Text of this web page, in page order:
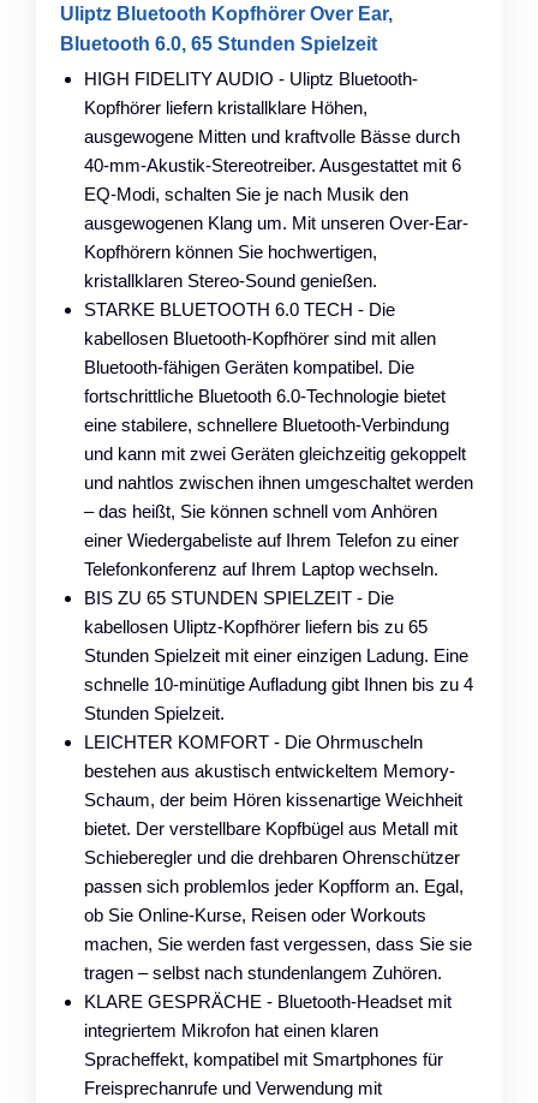
Uliptz Bluetooth Kopfhörer Over Ear,
Bluetooth 6.0, 65 Stunden Spielzeit
HIGH FIDELITY AUDIO - Uliptz Bluetooth-
Kopfhörer liefern kristallklare Höhen,
ausgewogene Mitten und kraftvolle Bässe durch
40-mm-Akustik-Stereotreiber. Ausgestattet mit 6
EQ-Modi, schalten Sie je nach Musik den
ausgewogenen Klang um. Mit unseren Over-Ear-
Kopfhörern können Sie hochwertigen,
kristallklaren Stereo-Sound genießen.
STARKE BLUETOOTH 6.0 TECH - Die
kabellosen Bluetooth-Kopfhörer sind mit allen
Bluetooth-fähigen Geräten kompatibel. Die
fortschrittliche Bluetooth 6.0-Technologie bietet
eine stabilere, schnellere Bluetooth-Verbindung
und kann mit zwei Geräten gleichzeitig gekoppelt
und nahtlos zwischen ihnen umgeschaltet werden
– das heißt, Sie können schnell vom Anhören
einer Wiedergabeliste auf Ihrem Telefon zu einer
Telefonkonferenz auf Ihrem Laptop wechseln.
BIS ZU 65 STUNDEN SPIELZEIT - Die
kabellosen Uliptz-Kopfhörer liefern bis zu 65
Stunden Spielzeit mit einer einzigen Ladung. Eine
schnelle 10-minütige Aufladung gibt Ihnen bis zu 4
Stunden Spielzeit.
LEICHTER KOMFORT - Die Ohrmuscheln
bestehen aus akustisch entwickeltem Memory-
Schaum, der beim Hören kissenartige Weichheit
bietet. Der verstellbare Kopfbügel aus Metall mit
Schieberegler und die drehbaren Ohrenschützer
passen sich problemlos jeder Kopfform an. Egal,
ob Sie Online-Kurse, Reisen oder Workouts
machen, Sie werden fast vergessen, dass Sie sie
tragen – selbst nach stundenlangem Zuhören.
KLARE GESPRÄCHE - Bluetooth-Headset mit
integriertem Mikrofon hat einen klaren
Spracheffekt, kompatibel mit Smartphones für
Freisprechanrufe und Verwendung mit